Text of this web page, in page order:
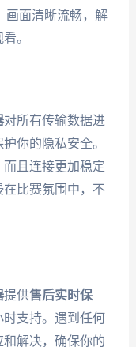
画面清晰流畅，解
。
对所有传输数据进
你的隐私安全。
且连接更加稳定
比赛氛围中，不
提供售后实时保
时支持。遇到任何
解决，确保你的